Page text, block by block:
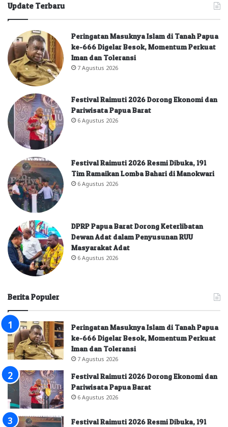
Update Terbaru
Peringatan Masuknya Islam di Tanah Papua
ke-666 Digelar Besok, Momentum Perkuat
Iman dan Toleransi
7 Agustus 2026
Festival Raimuti 2026 Dorong Ekonomi dan
Pariwisata Papua Barat
6 Agustus 2026
Festival Raimuti 2026 Resmi Dibuka, 191
Tim Ramaikan Lomba Bahari di Manokwari
6 Agustus 2026
DPRP Papua Barat Dorong Keterlibatan
Dewan Adat dalam Penyusunan RUU
Masyarakat Adat
6 Agustus 2026
Berita Populer
Peringatan Masuknya Islam di Tanah Papua
ke-666 Digelar Besok, Momentum Perkuat
Iman dan Toleransi
7 Agustus 2026
Festival Raimuti 2026 Dorong Ekonomi dan
Pariwisata Papua Barat
6 Agustus 2026
Festival Raimuti 2026 Resmi Dibuka, 191